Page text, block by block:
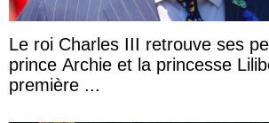
Le roi Charles III retrouve ses
prince Archie et la princesse
première ...